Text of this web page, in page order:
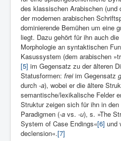
des klassischen Arabischen (und
der modernen arabischen
dominierende Bemühen um eine
liegt. Dazu gehört für ihn auch
Morphologie an syntaktischen
Kasussystem (dem arabischen
[5] im Gegensatz zu der älteren
Statusformen: freiim Gegensatz
durch ‑a), wobei er die ältere
semantische/lexikalische Felder
Struktur zeigen sich für ihn in
Paradigmen (-a vs. -u), s. »The
System of Case Endings«[6] und
declension«.[7]